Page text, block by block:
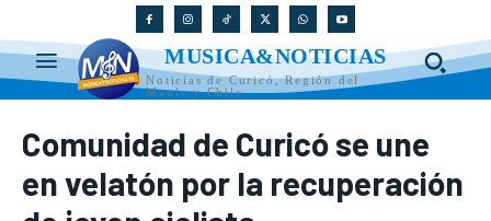
MUSICA&NOTICIAS
Noticias de Curicó, Región del
Maule y Chile
Comunidad de Curicó se une
en velatón por la recuperación